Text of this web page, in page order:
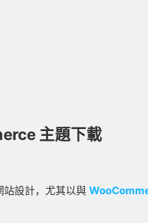
主題下載
設計，尤其以與